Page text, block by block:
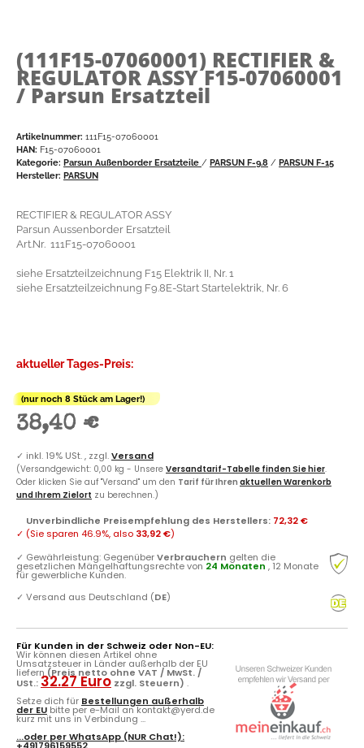
(111F15-07060001) RECTIFIER &
REGULATOR ASSY F15-07060001
/ Parsun Ersatzteil
Artikelnummer: 111F15-07060001
HAN: F15-07060001
Kategorie: Parsun Außenborder Ersatzteile / PARSUN F-9.8 / PARSUN F-15
Hersteller: PARSUN
RECTIFIER & REGULATOR ASSY
Parsun Aussenborder Ersatzteil
Art.Nr. 111F15-07060001
siehe Ersatzteilzeichnung F15 Elektrik II, Nr. 1
siehe Ersatzteilzeichnung F9.8E-Start Startelektrik, Nr. 6
aktueller Tages-Preis:
(nur noch 8 Stück am Lager!)
38,40 €
✓ inkl. 19% USt. , zzgl.Versand
(Versandgewicht: 0,00 kg - Unsere Versandtarif-Tabelle finden Sie hier.
Oder klicken Sie auf "Versand" um den Tarif für Ihren aktuellen Warenkorb
und Ihrem Zielort zu berechnen.)
Unverbindliche Preisempfehlung des Herstellers: 72,32 €
✓ (Sie sparen 46.9%, also 33,92 €)
✓ Gewährleistung: GegenüberVerbrauchern gelten die
gesetzlichen Mängelhaftungsrechte von 24 Monaten , 12 Monate
für gewerbliche Kunden.
✓ Versand aus Deutschland (DE)
Für Kunden in der Schweiz oder Non-EU:
Wir können diesen Artikel ohne
Umsatzsteuer in Länder außerhalb der EU
liefern(Preis netto ohne VAT / MwSt. /
USt.: 32.27 Euro zzgl. Steuern) .
Setze dich für Bestellungen außerhalb
der EU bitte per e-Mail an kontakt@yerd.de
kurz mit uns in Verbindung ...
...oder perWhatsApp (NUR Chat!):
+491796159552